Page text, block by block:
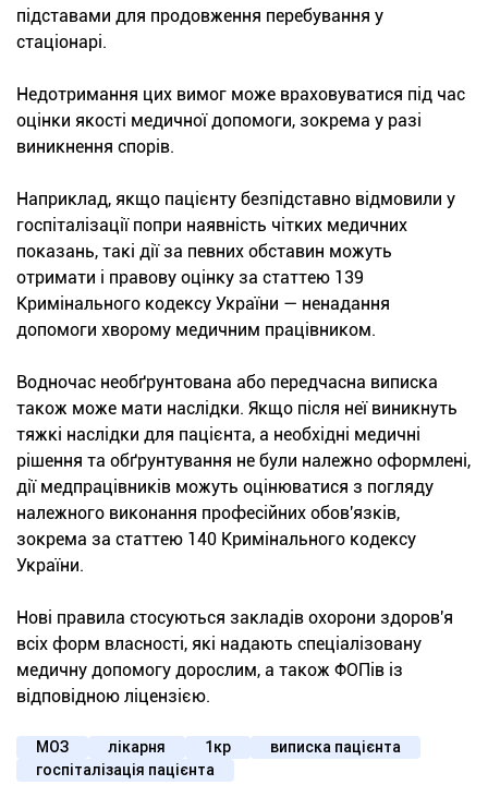
підставами для продовження перебування у
стаціонарі.
Недотримання цих вимог може враховуватися під час
оцінки якості медичної допомоги, зокрема у разі
виникнення спорів.
Наприклад, якщо пацієнту безпідставно відмовили у
госпіталізації попри наявність чітких медичних
показань, такі дії за певних обставин можуть
отримати і правову оцінку за статтею 139
Кримінального кодексу України — ненадання
допомоги хворому медичним працівником.
Водночас необґрунтована або передчасна виписка
також може мати наслідки. Якщо після неї виникнуть
тяжкі наслідки для пацієнта, а необхідні медичні
рішення та обґрунтування не були належно оформлені,
дії медпрацівників можуть оцінюватися з погляду
належного виконання професійних обов'язків,
зокрема за статтею 140 Кримінального кодексу
України.
Нові правила стосуються закладів охорони здоров'я
всіх форм власності, які надають спеціалізовану
медичну допомогу дорослим, а також ФОПів із
відповідною ліцензією.
МОЗ лікарня 1кр
виписка пацієнта
госпіталізація пацієнта